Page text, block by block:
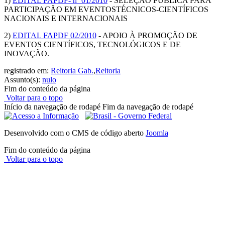
PARTICIPAÇÃO EM EVENTOSTÉCNICOS-CIENTÍFICOS
NACIONAIS E INTERNACIONAIS
2) EDITAL FAPDF 02/2010 - APOIO À PROMOÇÃO DE
EVENTOS CIENTÍFICOS, TECNOLÓGICOS E DE
INOVAÇÃO.
registrado em: Reitoria Gab.,Reitoria
Assunto(s): nulo
Fim do conteúdo da página
Voltar para o topo
Início da navegação de rodapé Fim da navegação de rodapé
Desenvolvido com o CMS de código aberto Joomla
Fim do conteúdo da página
Voltar para o topo